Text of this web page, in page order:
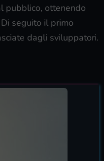
pubblico, ottenendo
seguito il primo
dagli sviluppatori.